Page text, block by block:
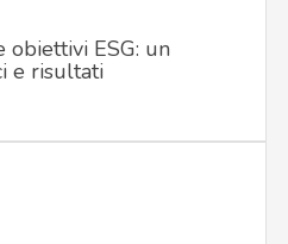
obiettivi ESG: un
e risultati